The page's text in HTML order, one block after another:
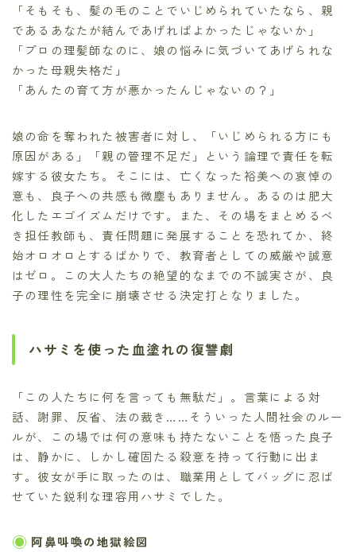
「そもそも、髪の毛のことでいじめられていたなら、親
であるあなたが結んであげればよかったじゃないか」
「プロの理髪師なのに、娘の悩みに気づいてあげられな
かった母親失格だ」
「あんたの育て方が悪かったんじゃないの？」
娘の命を奪われた被害者に対し、「いじめられる方にも
原因がある」「親の管理不足だ」という論理で責任を転
嫁する彼女たち。そこには、亡くなった裕美への哀悼の
意も、良子への共感も微塵もありません。あるのは肥大
化したエゴイズムだけです。また、その場をまとめるべ
き担任教師も、責任問題に発展することを恐れてか、終
始オロオロとするばかりで、教育者としての威厳や誠意
はゼロ。この大人たちの絶望的なまでの不誠実さが、良
子の理性を完全に崩壊させる決定打となりました。
ハサミを使った血塗れの復讐劇
「この人たちに何を言っても無駄だ」。言葉による対
話、謝罪、反省、法の裁き……そういった人間社会のルー
ルが、この場では何の意味も持たないことを悟った良子
は、静かに、しかし確固たる殺意を持って行動に出ま
す。彼女が手に取ったのは、職業用としてバッグに忍ば
せていた鋭利な理容用ハサミでした。
阿鼻叫喚の地獄絵図